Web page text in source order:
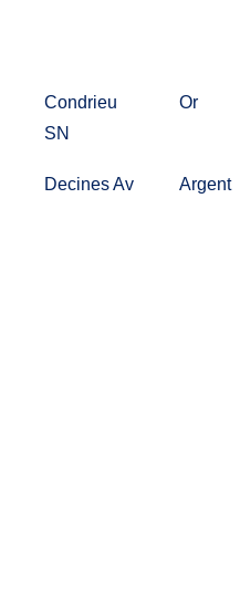
Condrieu
SN
Or
Decines Av Argent